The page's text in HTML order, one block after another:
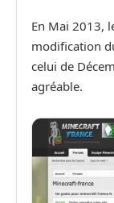
En Mai 2013,
modification
celui de
agréable.